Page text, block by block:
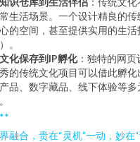
生活场景。一个设计精良的
的空间，甚至提供实用的生
。
化保存到IP孵化：独特的网页
的传统文化项目可以借此孵
品、数字藏品、线下体验等
融合，贵在“灵机”一动，妙